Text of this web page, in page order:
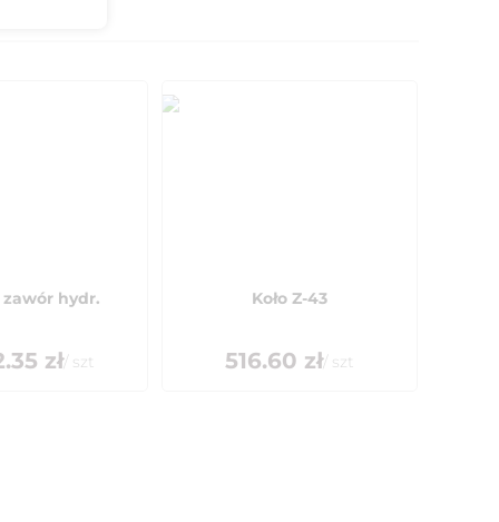
zawór hydr.
zł/ szt
Koło Z-43
516.60 zł/ szt